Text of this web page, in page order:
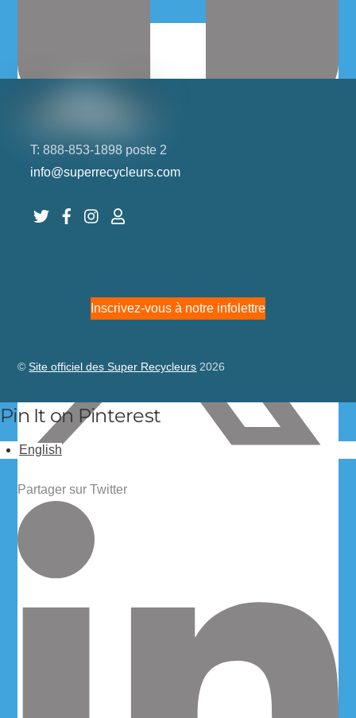
Partager sur Twitter
T: 888-853-1898 poste 2
info@superrecycleurs.com
TwitterFacebookInstagram
Inscrivez-vous à notre infolettre
©Site officiel des Super Recycleurs 2026
Pin It on Pinterest
English